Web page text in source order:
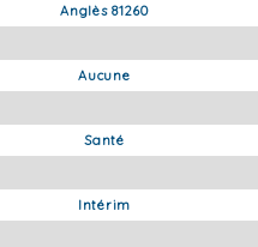
Anglès 81260
Aucune
Santé
Intérim